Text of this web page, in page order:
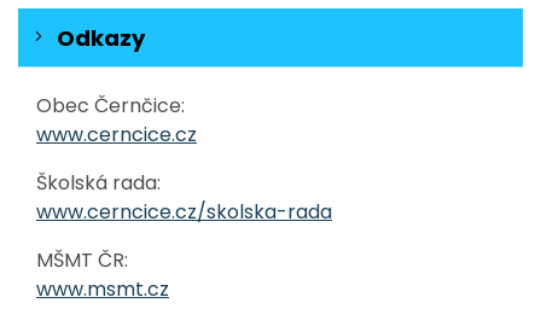
Odkazy
Obec Černčice:
www.cerncice.cz
Školská rada:
www.cerncice.cz/skolska-rada
MŠMT ČR:
www.msmt.cz